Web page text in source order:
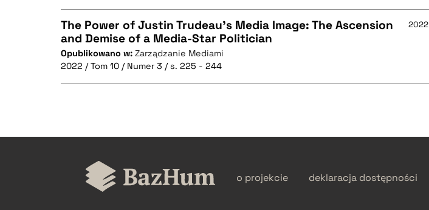
BIBTEX
CZYSTY TEKST
The Power of Justin Trudeau’s Media Image: The Ascension
and Demise of a Media-Star Politician
Opublikowano w: Zarządzanie Mediami
2022 / Tom 10 / Numer 3 / s. 225 - 244
2022
o projekcie deklaracja dostępności